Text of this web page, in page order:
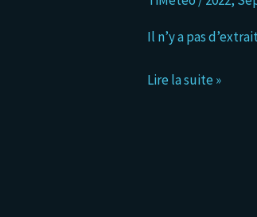
Il n’y a pas
et
10L
forment
Lire la suite »